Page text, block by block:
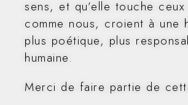
sens, et qu’elle touche ceux
comme nous, croient à une
plus poétique, plus
humaine.
Merci de faire partie de